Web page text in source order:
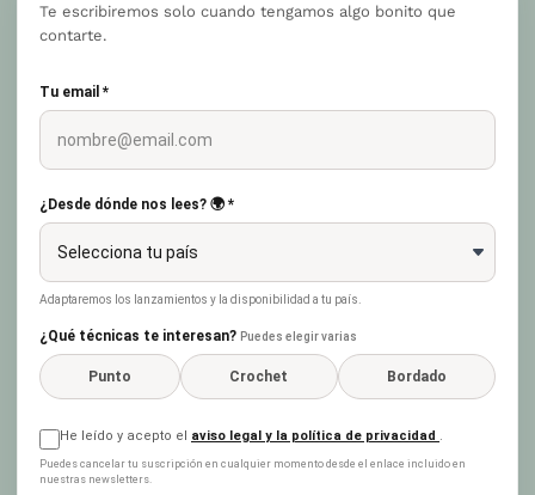
Te escribiremos solo cuando tengamos algo bonito que
contarte.
Tu email *
¿Desde dónde nos lees? 🌍 *
Adaptaremos los lanzamientos y la disponibilidad a tu país.
¿Qué técnicas te interesan? Puedes elegir varias
Punto Crochet Bordado
He leído y acepto el aviso legal y la política de privacidad .
Puedes cancelar tu suscripción en cualquier momento desde el enlace incluido en
nuestras newsletters.